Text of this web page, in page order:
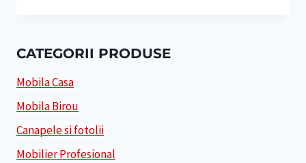
CATEGORII PRODUSE
Mobila Casa
Mobila Birou
Canapele si fotolii
Mobilier Profesional